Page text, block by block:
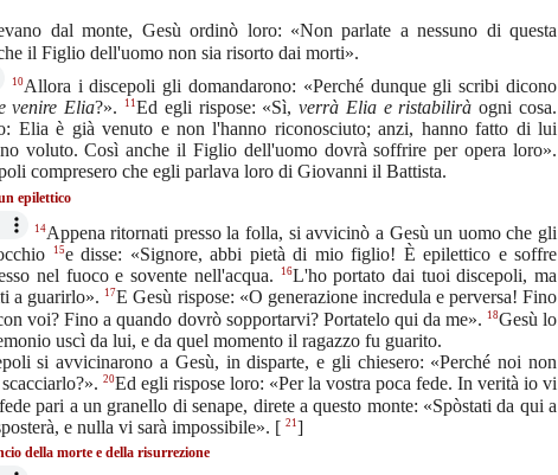
dal monte, Gesù ordinò loro: «Non parlate a nessuno di questa
il Figlio dell'uomo non sia risorto dai morti».
10Allora i discepoli gli domandarono: «Perché dunque gli scribi dicono
venire Elia?». 11 Ed egli rispose: «Sì,verrà Elia e ristabilirà ogni cosa.
Elia è già venuto e non l'hanno riconosciuto; anzi, hanno fatto di lui
voluto. Così anche il Figlio dell'uomo dovrà soffrire per opera loro».
compresero che egli parlava loro di Giovanni il Battista.
epilettico
14Appena ritornati presso la folla, si avvicinò a Gesù un uomo che gli
15e disse: «Signore, abbi pietà di mio figlio! È epilettico e soffre
nel fuoco e sovente nell'acqua.
16L'ho portato dai tuoi discepoli, ma
a guarirlo».
17E Gesù rispose: «O generazione incredula e perversa! Fino
voi? Fino a quando dovrò sopportarvi? Portatelo qui da me». 18Gesù lo
uscì da lui, e da quel momento il ragazzo fu guarito.
si avvicinarono a Gesù, in disparte, e gli chiesero: «Perché noi non
20Ed egli rispose loro: «Per la vostra poca fede. In verità io vi
pari a un granello di senape, direte a questo monte: «Spòstati da qui a
e nulla vi sarà impossibile». [ 21 ]
della morte e della risurrezione